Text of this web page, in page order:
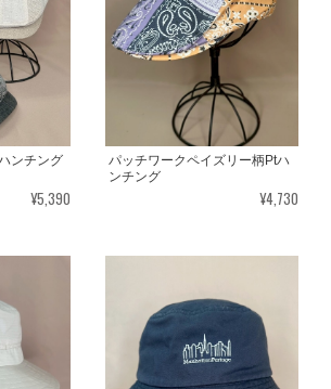
ンチング
¥5,390
パッチワークペイズリー柄Ptハ
ンチング
¥4,730